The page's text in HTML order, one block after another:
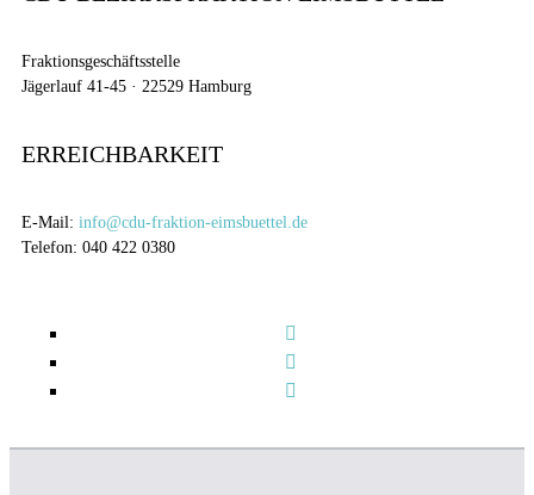
Fraktionsgeschäftsstelle
Jägerlauf 41-45 · 22529 Hamburg
ERREICHBARKEIT
E-Mail: info@cdu-fraktion-eimsbuettel.de
Telefon: 040 422 0380